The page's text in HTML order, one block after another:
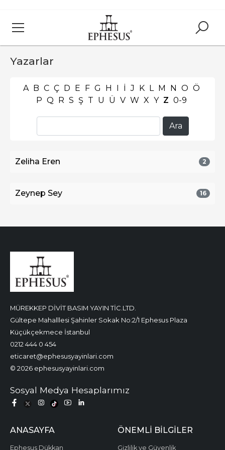
Yazarlar
A B C Ç D E F G H I İ J K L M N O Ö
P Q R S Ş T U Ü V W X Y Z 0-9
Zeliha Eren 2
Zeynep Sey 16
MÜREKKEP DİVİT BASIM YAYIN TİC.LTD.
Gültepe Mahalllesi Şahinler Sokak No:2/1 Ephesus Plaza
Küçükçekmece İstanbul
0212 444 0 454
eticaret@ephesusyayinlari.com
© 2026 ephesusyayinlari.com
Sosyal Medya Hesaplarımız
ANASAYFA
Ephesus Dükkan
ÖNEMLI BILGILER
Gizlilik ve Güvenlik